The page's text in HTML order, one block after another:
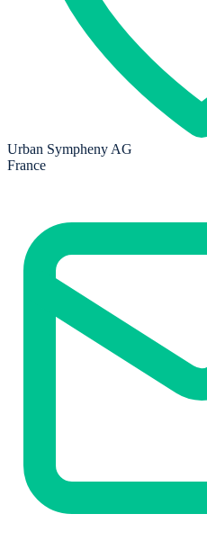
Urban Sympheny AG
France